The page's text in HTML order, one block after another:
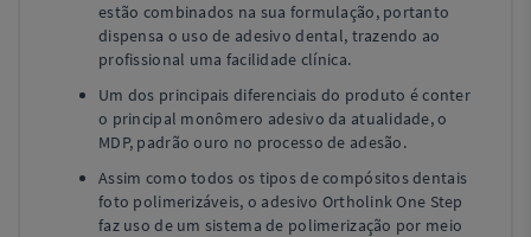
estão combinados na sua formulação, portanto
dispensa o uso de adesivo dental, trazendo ao
profissional uma facilidade clínica.
Um dos principais diferenciais do produto é conter
o principal monômero adesivo da atualidade, o
MDP, padrão ouro no processo de adesão.
Assim como todos os tipos de compósitos dentais
foto polimerizáveis, o adesivo Ortholink One Step
faz uso de um sistema de polimerização por meio